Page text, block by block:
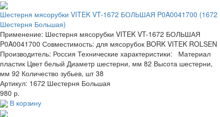
Шестерня мясорубки VITEK VT-1672 БОЛЬШАЯ P0A0041700 (1672
Шестерня Большая)
Применение: Шестерня мясорубки VITEK VT-1672 БОЛЬШАЯ
P0A0041700 Совместимость: для мясорубок BORK VITEK ROLSEN
Производитель: Россия Технические характеристики: Материал
пластик Цвет белый Диаметр шестерни, мм 82 Высота шестерни,
мм 92 Количество зубьев, шт 38
Артикул: 1672 Шестерня Большая
980 р.
В корзину